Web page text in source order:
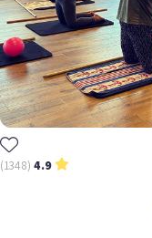
4.9
(1348)